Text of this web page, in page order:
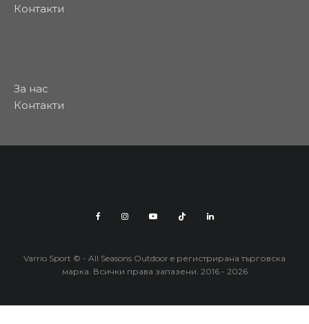
Контакти
За нас
Контакти
Varrio Sport © - All Seasons Outdoor e регистрирана търговска
марка. Всички права запазени. 2016 - 2026